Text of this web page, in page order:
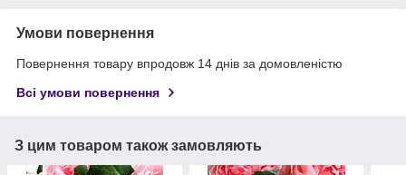
Умови повернення
Повернення товару впродовж 14 днів за домовленістю
Всі умови повернення
З цим товаром також замовляють